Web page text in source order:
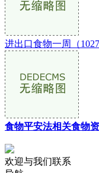
进出口食物一周（
食物平安法相关食物
欢迎与我们联系